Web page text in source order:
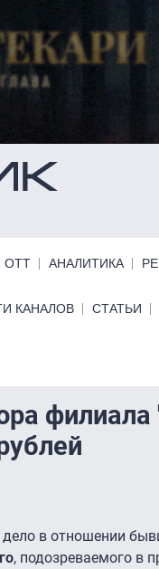
ОТТ АНАЛИТИКА
КАНАЛОВ СТАТЬИ
в отношении
, подозреваемого в